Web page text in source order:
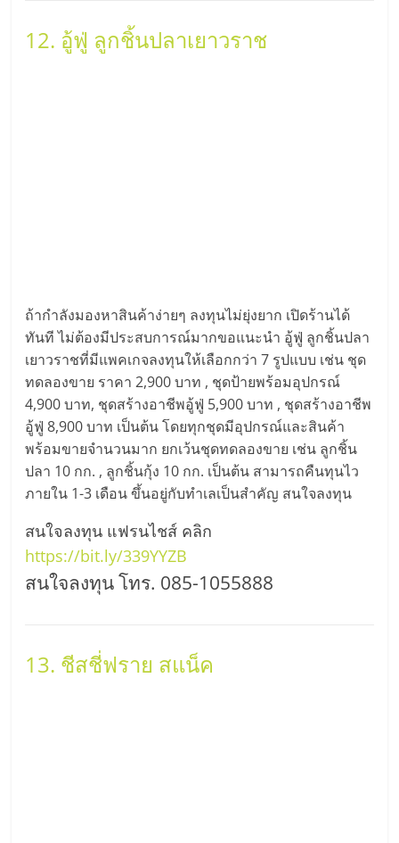
12. อู้ฟู่ ลูกชิ้นปลาเยาวราช
ถ้ากำลังมองหาสินค้าง่ายๆ ลงทุนไม่ยุ่งยาก เปิดร้านได้
ทันที ไม่ต้องมีประสบการณ์มากขอแนะนำ อู้ฟู่ ลูกชิ้นปลา
เยาวราชที่มีแพคเกจลงทุนให้เลือกกว่า 7 รูปแบบ เช่น ชุด
ทดลองขาย ราคา 2,900 บาท , ชุดป้ายพร้อมอุปกรณ์
4,900 บาท, ชุดสร้างอาชีพอู้ฟู่ 5,900 บาท , ชุดสร้างอาชีพ
อู้ฟู่ 8,900 บาท เป็นต้น โดยทุกชุดมีอุปกรณ์และสินค้า
พร้อมขายจำนวนมาก ยกเว้นชุดทดลองขาย เช่น ลูกชิ้น
ปลา 10 กก. , ลูกชิ้นกุ้ง 10 กก. เป็นต้น สามารถคืนทุนไว
ภายใน 1-3 เดือน ขึ้นอยู่กับทำเลเป็นสำคัญ สนใจลงทุน
สนใจลงทุน แฟรนไชส์ คลิก
https://bit.ly/339YYZB
สนใจลงทุน โทร. 085-1055888
13. ชีสชี่ฟราย สแน็ค